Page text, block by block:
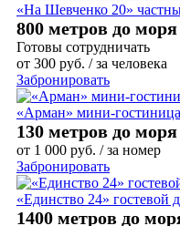
«На Шевченко 20»
800 метров до моря
Готовы сотрудничать
от 300 руб. / за человека
Забронировать
«Арман» мини-гостиница
130 метров до моря
от 1 000 руб. / за номер
Забронировать
«Единство 24» гостевой
1400 метров до